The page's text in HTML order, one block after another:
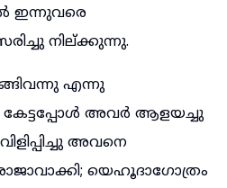
ഇന്നുവരെ
നില്ക്കുന്നു.
എന്നു
അവർ ആളയച്ചു
അവനെ
യെഹൂദാഗോത്രം